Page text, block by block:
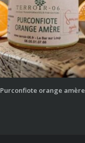
Purconfiote orange amère